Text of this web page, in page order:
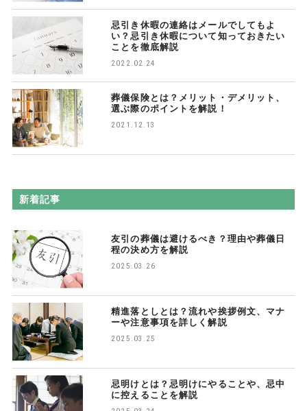
忌引き休暇の連絡はメールでしてもよ
い？忌引き休暇について知っておきたい
ことを徹底解説
2022.02.24
葬儀保険とは？メリット・デメリット、
選ぶ際のポイントを解説！
2021.12.13
新着記事
友引の葬儀は避けるべき？理由や葬儀日
程の決め方を解説
2025.03.26
精進落としとは？流れや挨拶例文、マナ
ーや注意事項を詳しく解説
2025.03.25
忌明けとは？忌明けにやることや、忌中
に控えることを解説